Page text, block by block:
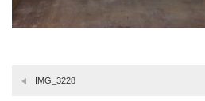
IMG_3228